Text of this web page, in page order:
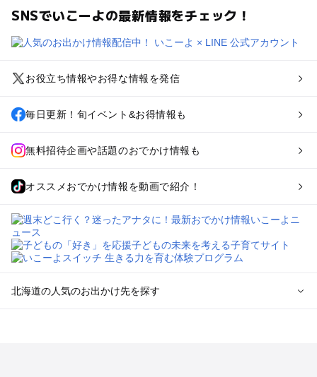
SNSでいこーよの最新情報をチェック！
お役立ち情報やお得な情報を発信
毎日更新！旬イベント&お得情報も
無料招待企画や話題のおでかけ情報も
オススメおでかけ情報を動画で紹介！
北海道の人気のお出かけ先を探す